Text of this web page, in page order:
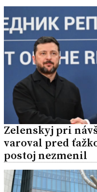
Zelenskyj pri
varoval pred
postoj nezmenil